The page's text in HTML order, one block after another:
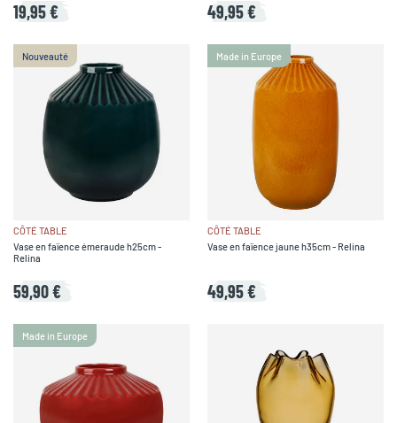
19,95 € 49,95 €
Nouveauté
CÔTÉ TABLE
Vase en faïence émeraude h25cm -
Relina
59,90 €
Made in Europe
CÔTÉ TABLE
Vase en faïence jaune h35cm - Relina
49,95 €
Made in Europe